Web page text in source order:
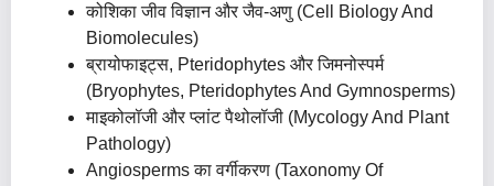
कोशिका जीव विज्ञान और जैव-अणु (Cell Biology And
Biomolecules)
ब्रायोफाइट्स, Pteridophytes और जिमनोस्पर्म
(Bryophytes, Pteridophytes And Gymnosperms)
माइकोलॉजी और प्लांट पैथोलॉजी (Mycology And Plant
Pathology)
Angiosperms का वर्गीकरण (Taxonomy Of